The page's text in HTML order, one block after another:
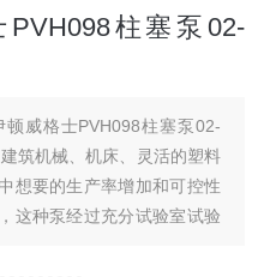
柱塞泵02-
威格士PVH098柱塞泵02-
筑机械、机床、灵活的塑料
想要的生产率增加和可控性
这种泵经过充分试验室试验